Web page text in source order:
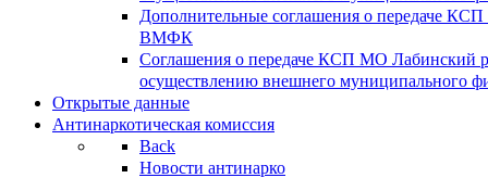
Дополнительные соглашения о передаче
ВМФК
Соглашения о передаче КСП МО Лабинский
осуществлению внешнего муниципального
Открытые данные
Антинаркотическая комиссия
Back
Новости антинарко